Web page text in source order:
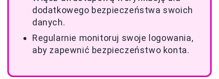
dodatkowego bezpieczeństwa swoich
danych.
Regularnie monitoruj swoje logowania,
aby zapewnić bezpieczeństwo konta.